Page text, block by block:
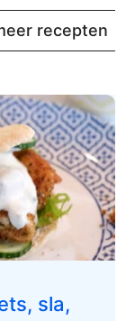
recepten
sla,